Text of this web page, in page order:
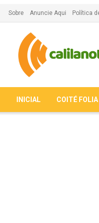
Sobre Anuncie Aqui Política
INICIAL COITÉ